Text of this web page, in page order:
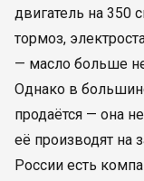
двигатель на 350
тормоз,
— масло больше
Однако в
продаётся — она
её производят на
России есть